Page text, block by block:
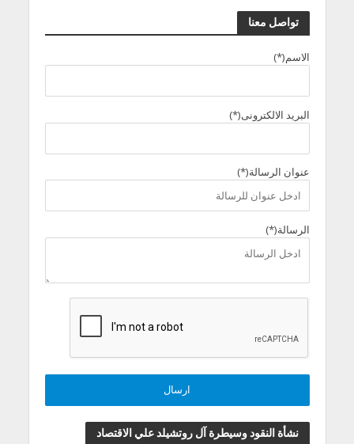
تواصل معنا
الاسم(*)
البريد الالكترونى(*)
عنوان الرسالة(*)
الرسالة(*)
نشأة النقود وسيطرة آل روتشيلد علي الاقتصاد